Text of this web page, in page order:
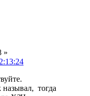
»
тогда